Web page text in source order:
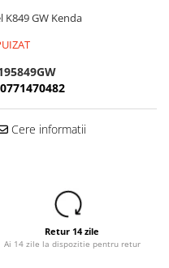
K849 GW Kenda
0771470482
Cere informatii
Retur 14 zile
Ai 14 zile la dispozitie pentru retur